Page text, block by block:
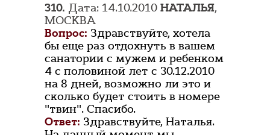
310. Дата: 14.10.2010 НАТАЛЬЯ,
МОСКВА
Вопрос: Здравствуйте, хотела
бы еще раз отдохнуть в вашем
санатории с мужем и ребенком
4 с половиной лет с 30.12.2010
на 8 дней, возможно ли это и
сколько будет стоить в номере
"твин". Спасибо.
Ответ: Здравствуйте, Наталья.